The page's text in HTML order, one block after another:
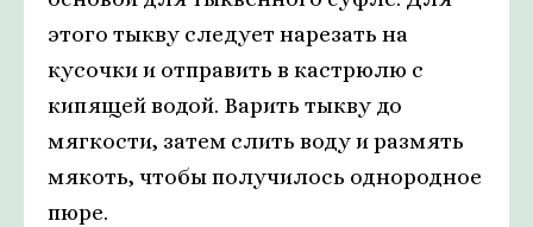
этого тыкву следует нарезать на
кусочки и отправить в кастрюлю с
кипящей водой. Варить тыкву до
мягкости, затем слить воду и размять
мякоть, чтобы получилось однородное
пюре.